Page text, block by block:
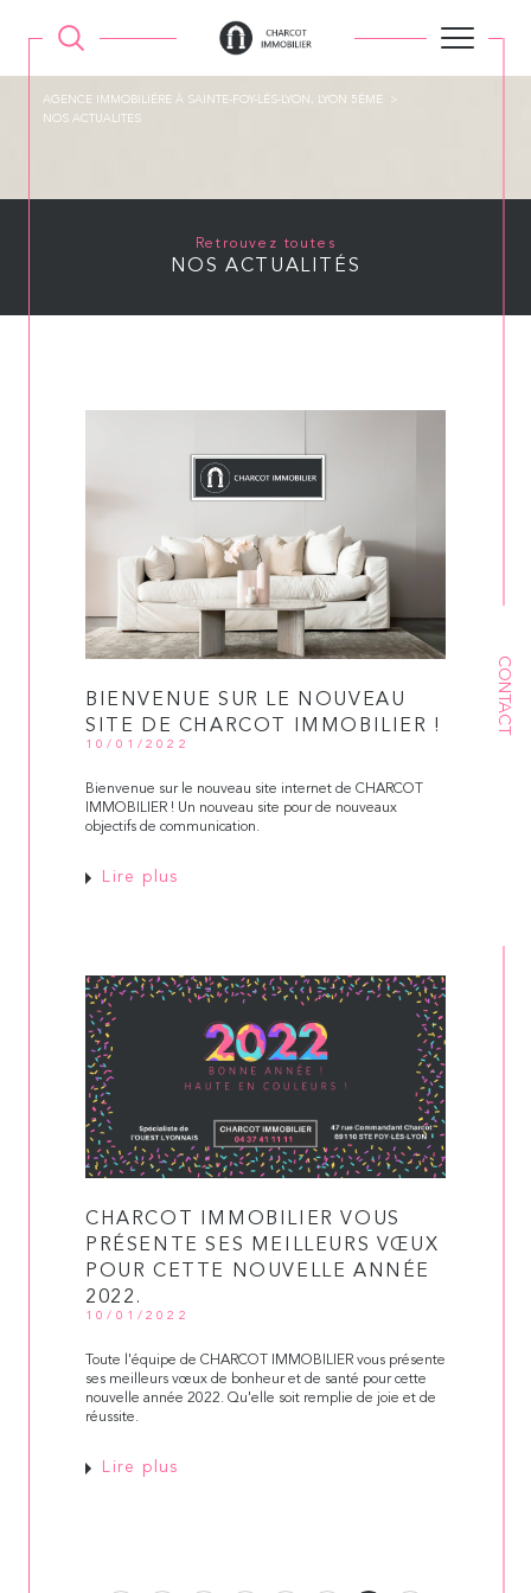
CONTACT
AGENCE IMMOBILIÉRE À SAINTE-FOY-LÉS-LYON, LYON 5ÉME
NOS ACTUALITES
Retrouvez toutes
NOS ACTUALITÉS
BIENVENUE SUR LE NOUVEAU
SITE DE CHARCOT IMMOBILIER !
10/01/2022
Bienvenue sur le nouveau site internet de CHARCOT
IMMOBILIER ! Un nouveau site pour de nouveaux
objectifs de communication.
Lire plus
CHARCOT IMMOBILIER VOUS
PRÉSENTE SES MEILLEURS VŒUX
POUR CETTE NOUVELLE ANNÉE
2022.
10/01/2022
Toute l'équipe de CHARCOT IMMOBILIER vous présente
ses meilleurs vœux de bonheur et de santé pour cette
nouvelle année 2022. Qu'elle soit remplie de joie et de
réussite.
Lire plus